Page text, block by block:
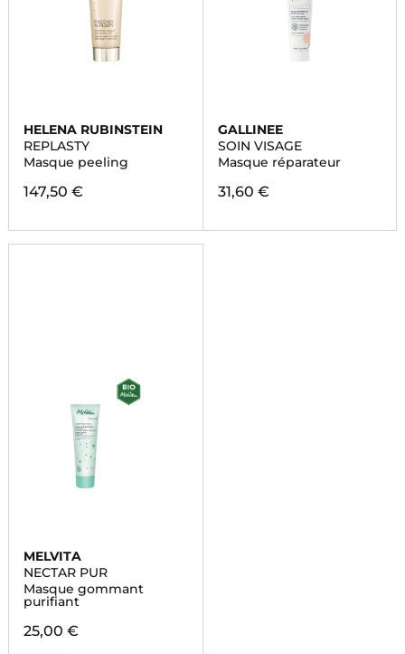
HELENA RUBINSTEIN
REPLASTY
Masque peeling
147,50 €
GALLINEE
SOIN VISAGE
Masque réparateur
31,60 €
MELVITA
NECTAR PUR
Masque gommant
purifiant
25,00 €